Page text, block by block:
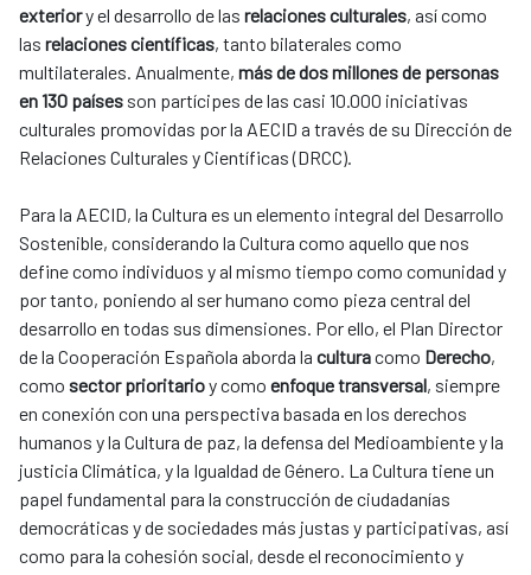
exteriory el desarrollo de las relaciones culturales, así como
las relaciones científicas, tanto bilaterales como
multilaterales. Anualmente, más de dos millones de personas
en 130 países son partícipes de las casi 10.000 iniciativas
culturales promovidas por la AECID a través de su Dirección de
Relaciones Culturales y Científicas (DRCC).
Para la AECID, la Cultura es un elemento integral del Desarrollo
Sostenible, considerando la Cultura como aquello que nos
define como individuos y al mismo tiempo como comunidad y
por tanto, poniendo al ser humano como pieza central del
desarrollo en todas sus dimensiones. Por ello, el Plan Director
de la Cooperación Española aborda la culturacomo Derecho,
como sector prioritarioy como enfoque transversal, siempre
en conexión con una perspectiva basada en los derechos
humanos y la Cultura de paz, la defensa del Medioambiente y la
justicia Climática, y la Igualdad de Género. La Cultura tiene un
papel fundamental para la construcción de ciudadanías
democráticas y de sociedades más justas y participativas, así
como para la cohesión social, desde el reconocimiento y